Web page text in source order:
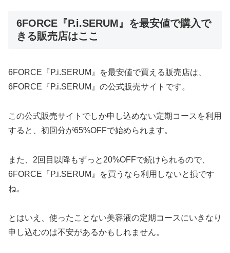
6FORCE『P.i.SERUM』を最安値で購入で
きる販売店はここ
6FORCE『P.i.SERUM』を最安値で買える販売店は、
6FORCE『P.i.SERUM』の公式販売サイトです。
この公式販売サイトでしか申し込めない定期コースを利用
すると、初回分が65%OFFで始められます。
また、2回目以降もずっと20%OFFで続けられるので、
6FORCE『P.i.SERUM』を買うなら利用しないと損です
ね。
とはいえ、使ったことない美容液の定期コースにいきなり
申し込むのは不安があるかもしれません。